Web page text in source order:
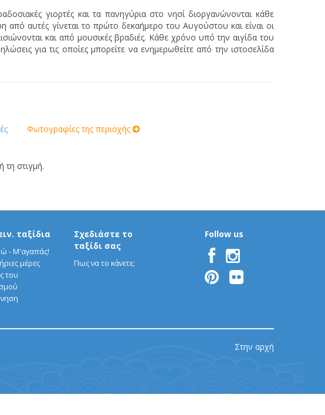
γιορτές και τα πανηγύρια στο νησί διοργανώνονται κάθε
από αυτές γίνεται το πρώτο δεκαήμερο του Αυγούστου και είναι οι
και από μουσικές βραδιές. Κάθε χρόνο υπό την αιγίδα του
για τις οποίες μπορείτε να ενημερωθείτε από την ιστοσελίδα
Φωτογραφίες της περιοχής
τη στιγμή.
ταξίδια
- Μ'αγαπάς!
μέρες
του
Σχεδιάστε το
ταξίδι σας
Πως να το κάνετε;
Follow us
Στην αρχή